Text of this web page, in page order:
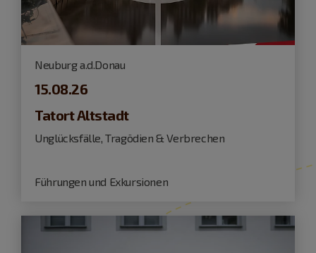
Neuburg a.d.Donau
15.08.26
Tatort Altstadt
Unglücksfälle, Tragödien & Verbrechen
Führungen und Exkursionen